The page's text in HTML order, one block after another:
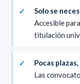
Solo se
Accesible
titulación
Pocas
Las